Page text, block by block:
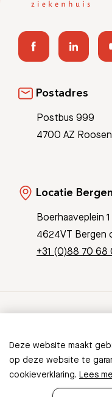
Deze website maakt
op deze website te
cookieverklaring. Lees
Postadres
Postbus 999
4700 AZ
Locatie
Boerhaaveplein 1
4624VT Bergen
+31 (0)88 70 68
Patient